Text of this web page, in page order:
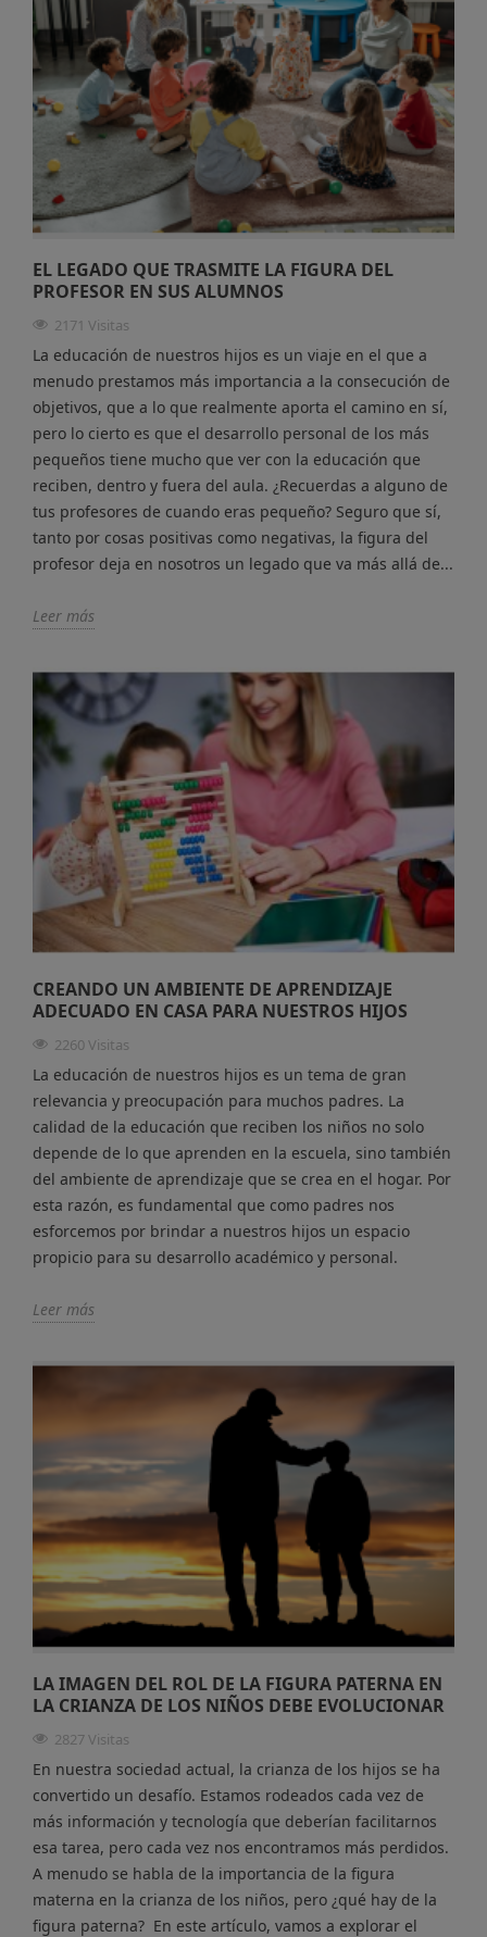
EL LEGADO QUE TRASMITE LA FIGURA DEL
PROFESOR EN SUS ALUMNOS
2171 Visitas
La educación de nuestros hijos es un viaje en el que a
menudo prestamos más importancia a la consecución de
objetivos, que a lo que realmente aporta el camino en sí,
pero lo cierto es que el desarrollo personal de los más
pequeños tiene mucho que ver con la educación que
reciben, dentro y fuera del aula. ¿Recuerdas a alguno de
tus profesores de cuando eras pequeño? Seguro que sí,
tanto por cosas positivas como negativas, la figura del
profesor deja en nosotros un legado que va más allá de...
Leer más
CREANDO UN AMBIENTE DE APRENDIZAJE
ADECUADO EN CASA PARA NUESTROS HIJOS
2260 Visitas
La educación de nuestros hijos es un tema de gran
relevancia y preocupación para muchos padres. La
calidad de la educación que reciben los niños no solo
depende de lo que aprenden en la escuela, sino también
del ambiente de aprendizaje que se crea en el hogar. Por
esta razón, es fundamental que como padres nos
esforcemos por brindar a nuestros hijos un espacio
propicio para su desarrollo académico y personal.
Leer más
LA IMAGEN DEL ROL DE LA FIGURA PATERNA EN
LA CRIANZA DE LOS NIÑOS DEBE EVOLUCIONAR
2827 Visitas
En nuestra sociedad actual, la crianza de los hijos se ha
convertido un desafío. Estamos rodeados cada vez de
más información y tecnología que deberían facilitarnos
esa tarea, pero cada vez nos encontramos más perdidos.
A menudo se habla de la importancia de la figura
materna en la crianza de los niños, pero ¿qué hay de la
figura paterna? En este artículo, vamos a explorar el